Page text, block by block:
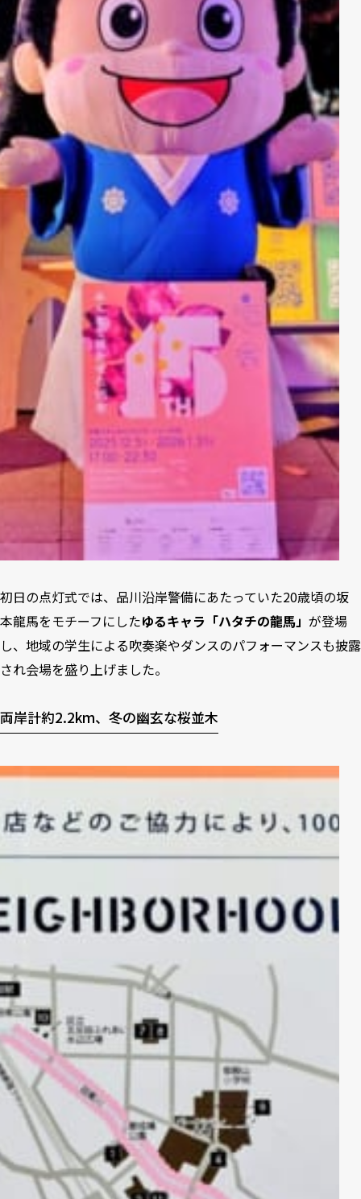
初日の点灯式では、品川沿岸警備にあたっていた20歳頃の坂
本龍馬をモチーフにしたゆるキャラ「ハタチの龍馬」 が登場
し、地域の学生による吹奏楽やダンスのパフォーマンスも披露
され会場を盛り上げました。
両岸計約2.2km、冬の幽玄な桜並木